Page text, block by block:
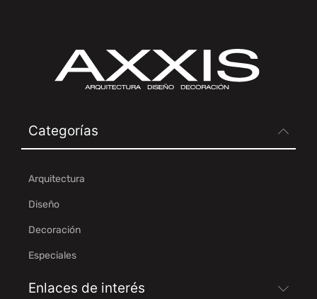
Categorías
Arquitectura
Diseño
Decoración
Especiales
Enlaces de interés